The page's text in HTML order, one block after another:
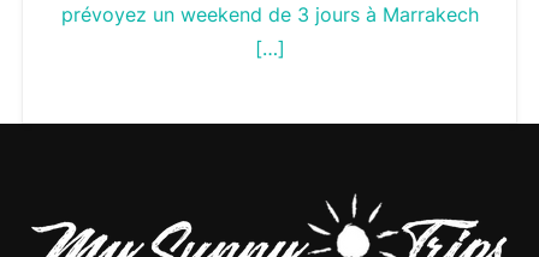
prévoyez un weekend de 3 jours à Marrakech
[…]